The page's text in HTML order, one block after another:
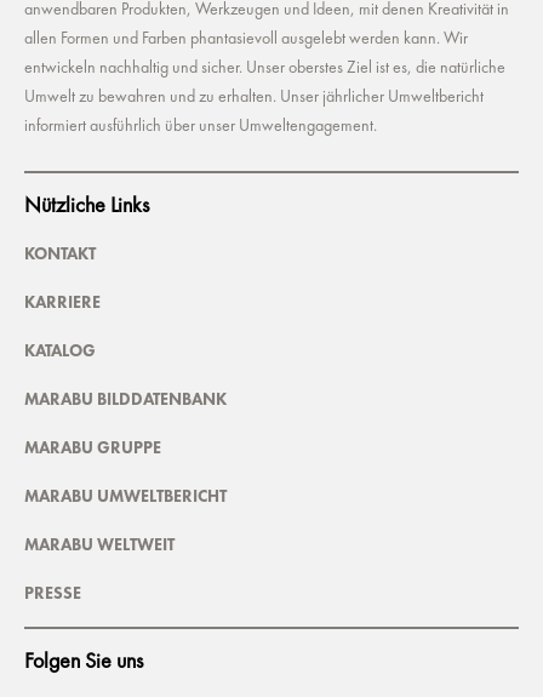
anwendbaren Produkten, Werkzeugen und Ideen, mit denen Kreativität in
allen Formen und Farben phantasievoll ausgelebt werden kann. Wir
entwickeln nachhaltig und sicher. Unser oberstes Ziel ist es, die natürliche
Umwelt zu bewahren und zu erhalten. Unser jährlicher Umweltbericht
informiert ausführlich über unser Umweltengagement.
Nützliche Links
KONTAKT
KARRIERE
KATALOG
MARABU BILDDATENBANK
MARABU GRUPPE
MARABU UMWELTBERICHT
MARABU WELTWEIT
PRESSE
Folgen Sie uns